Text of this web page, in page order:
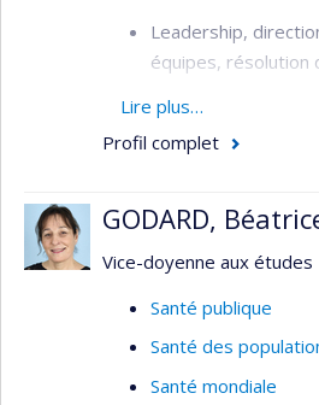
Leadership,
équipes, résolution
Management
organisationnel
Gestion
d’affaires
Gestion en
interculturel
Coaching de carrière
Lire plus…
Profil complet
GODARD,
Vice-doyenne aux études
Santé publique
Santé des
Santé mondiale